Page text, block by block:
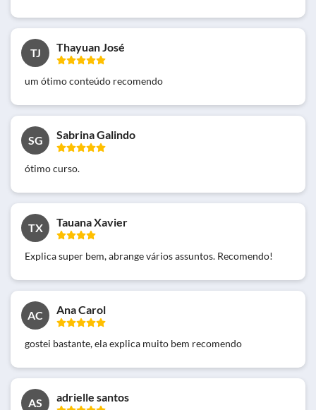
TJ Thayuan José
um ótimo conteúdo recomendo
SG Sabrina Galindo
ótimo curso.
TX Tauana Xavier
Explica super bem, abrange vários assuntos. Recomendo!
AC Ana Carol
gostei bastante, ela explica muito bem recomendo
AS adrielle santos